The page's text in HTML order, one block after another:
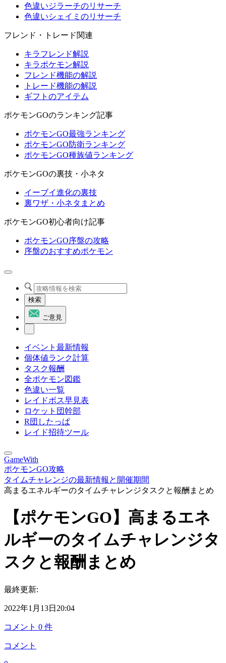
色違いジラーチのリサーチ
色違いシェイミのリサーチ
フレンド・トレード関連
キラフレンド解説
キラポケモン解説
フレンド機能の解説
トレード機能の解説
ギフトのアイテム
ポケモンGOのランキング記事
ポケモンGO最強ランキング
ポケモンGO防衛ランキング
ポケモンGO種族値ランキング
ポケモンGOの裏技・小ネタ
イーブイ進化の裏技
裏ワザ・小ネタまとめ
ポケモンGO初心者向け記事
ポケモンGO序盤の攻略
序盤のおすすめポケモン
検索
ご意見
イベント最新情報
個体値ランク計算
タスク報酬
全ポケモン図鑑
色違い一覧
レイドボス早見表
ロケット団幹部
R団したっぱ
レイド招待ツール
GameWith
ポケモンGO攻略
タイムチャレンジの最新情報と開催期間
高まるエネルギーのタイムチャレンジタスクと報酬まとめ
【ポケモンGO】高まるエネ
ルギーのタイムチャレンジタ
スクと報酬まとめ
最終更新:
2022年1月13日20:04
コメント 0 件
コメント